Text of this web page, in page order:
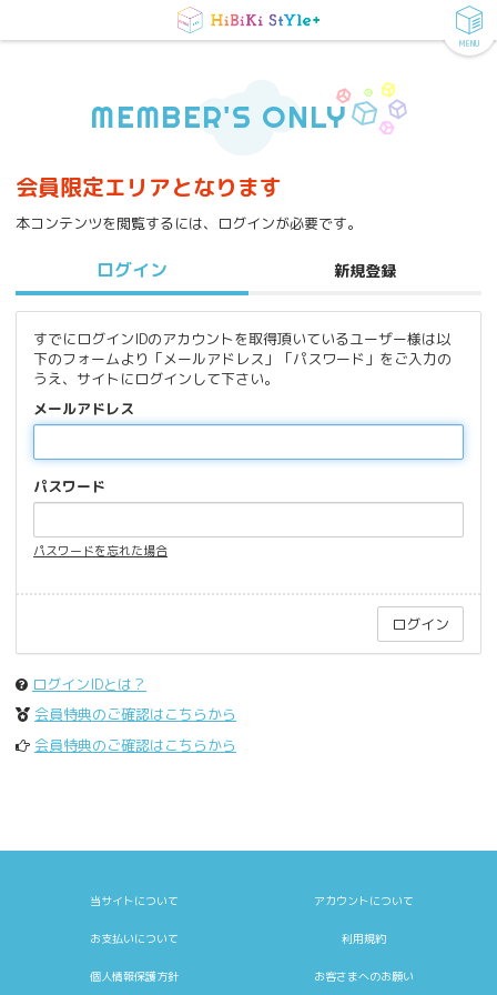
MENU
MEMBER'S ONLY
会員限定エリアとなります
本コンテンツを閲覧するには、ログインが必要です。
ログイン 新規登録
すでにログインIDのアカウントを取得頂いているユーザー様は以
下のフォームより「メールアドレス」「パスワード」をご入力の
うえ、サイトにログインして下さい。
メールアドレス
パスワード
パスワードを忘れた場合
ログインIDとは？
会員特典のご確認はこちらから
会員特典のご確認はこちらから
当サイトについて アカウントについて
お支払いについて 利用規約
個人情報保護方針 お客さまへのお願い